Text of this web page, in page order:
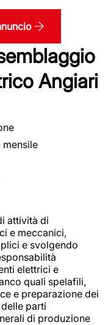
Angiari
mensile
attività di
e meccanici,
e svolgendo
elettrici e
quali spelafili,
e preparazione dei
parti
di produzione